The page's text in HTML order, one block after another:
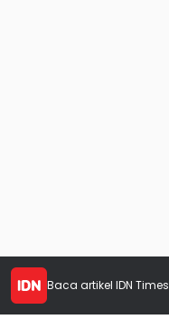
Baca artikel IDN Times